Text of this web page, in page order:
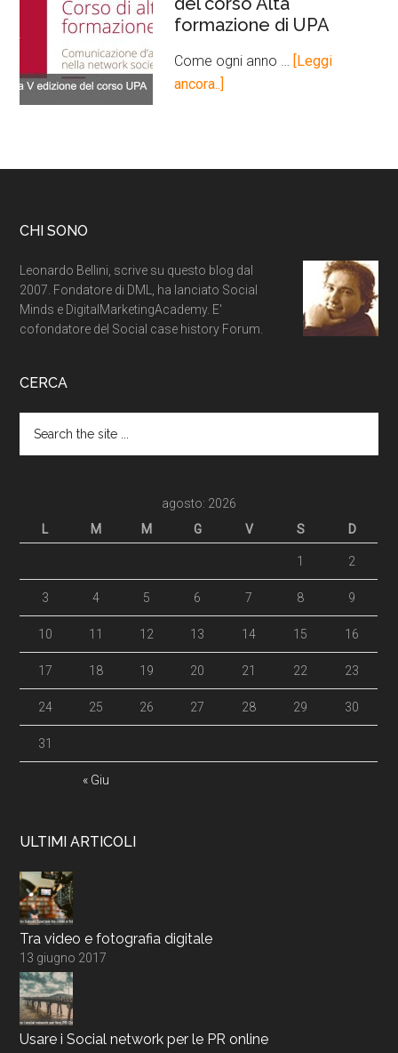
formazione di UPA
Come ogni anno …
[Leggi
ancora..]
CHI SONO
Leonardo Bellini, scrive su questo blog dal
2007. Fondatore di DML, ha lanciato Social
Minds e DigitalMarketingAcademy. E'
cofondatore del Social case history Forum.
CERCA
agosto: 2026
L
M M G V S D
« Giu
1 2
3 4 5 6 7 8 9
10 11 12 13 14 15 16
17 18 19 20 21 22 23
24 25 26 27 28 29 30
31
ULTIMI ARTICOLI
Tra video e fotografia digitale
13 giugno 2017
Usare i Social network per le PR online